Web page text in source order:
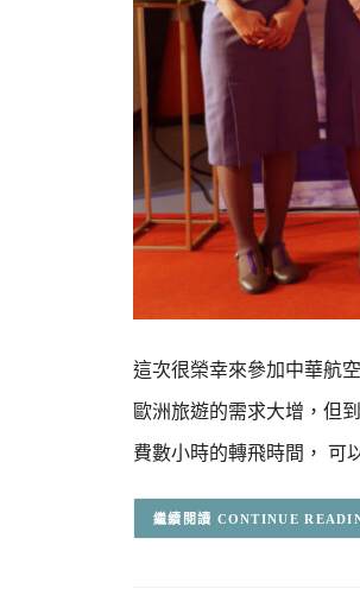
這次很榮幸來參加中華航
歐洲旅遊的需求大增，但
費數小時的轉飛時間， 可
CONTINUE